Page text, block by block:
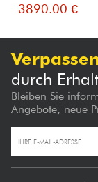
3890.00 €
durch
Bleiben Sie
Angebote, neue